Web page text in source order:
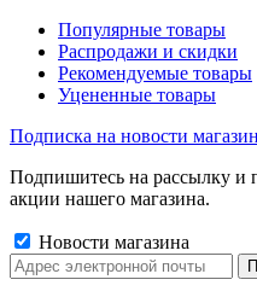
Популярные товары
Распродажи и скидки
Рекомендуемые товары
Уцененные товары
Подписка на новости
Подпишитесь на рассылку и
акции нашего магазина.
Новости магазина